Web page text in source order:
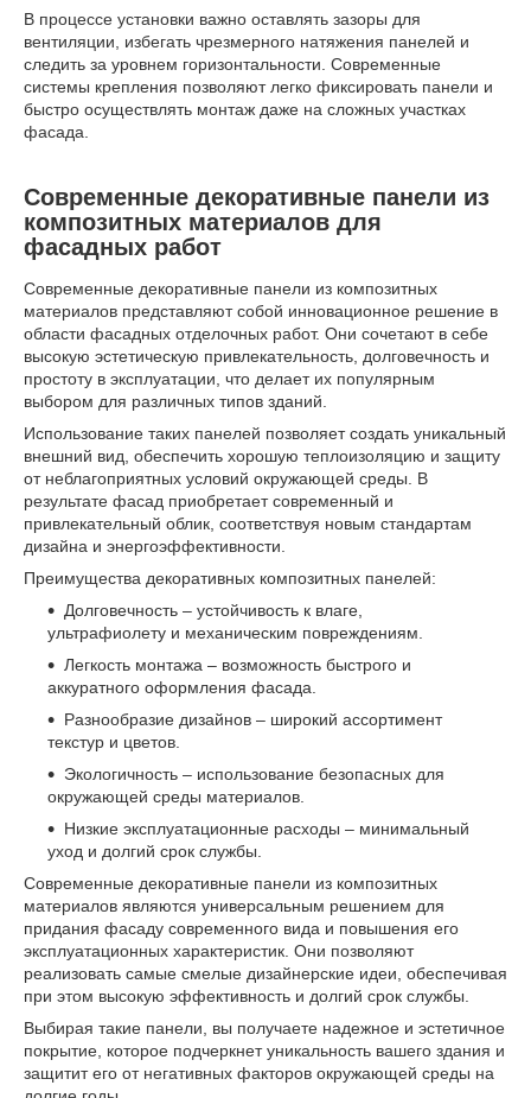
В процессе установки важно оставлять зазоры для
вентиляции, избегать чрезмерного натяжения панелей и
следить за уровнем горизонтальности. Современные
системы крепления позволяют легко фиксировать панели и
быстро осуществлять монтаж даже на сложных участках
фасада.
Современные декоративные панели из
композитных материалов для
фасадных работ
Современные декоративные панели из композитных
материалов представляют собой инновационное решение в
области фасадных отделочных работ. Они сочетают в себе
высокую эстетическую привлекательность, долговечность и
простоту в эксплуатации, что делает их популярным
выбором для различных типов зданий.
Использование таких панелей позволяет создать уникальный
внешний вид, обеспечить хорошую теплоизоляцию и защиту
от неблагоприятных условий окружающей среды. В
результате фасад приобретает современный и
привлекательный облик, соответствуя новым стандартам
дизайна и энергоэффективности.
Преимущества декоративных композитных панелей:
Долговечность – устойчивость к влаге,
ультрафиолету и механическим повреждениям.
Легкость монтажа – возможность быстрого и
аккуратного оформления фасада.
Разнообразие дизайнов – широкий ассортимент
текстур и цветов.
Экологичность – использование безопасных для
окружающей среды материалов.
Низкие эксплуатационные расходы – минимальный
уход и долгий срок службы.
Современные декоративные панели из композитных
материалов являются универсальным решением для
придания фасаду современного вида и повышения его
эксплуатационных характеристик. Они позволяют
реализовать самые смелые дизайнерские идеи, обеспечивая
при этом высокую эффективность и долгий срок службы.
Выбирая такие панели, вы получаете надежное и эстетичное
покрытие, которое подчеркнет уникальность вашего здания и
защитит его от негативных факторов окружающей среды на